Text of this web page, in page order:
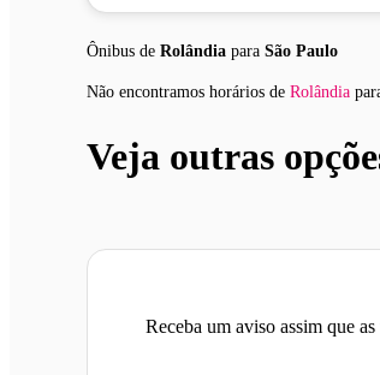
Ônibus de Rolândia para São Paulo
Não encontramos horários de Rolândia
Veja outras
Receba um aviso assim que